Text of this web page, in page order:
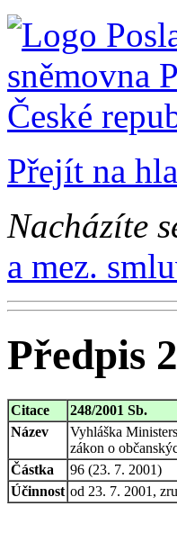
Přejít na
Nacházíte
a mez.
Předpis
Citace
248/2001 Sb.
Název
Vyhláška
zákon o
Částka
96 (23. 7. 2001)
Účinnost od 23. 7. 2001,